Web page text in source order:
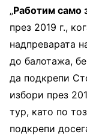
„Работим само
през 2019 г.,
надпреварата
до балотажа,
да подкрепи
избори през
тур, като по
подкрепи